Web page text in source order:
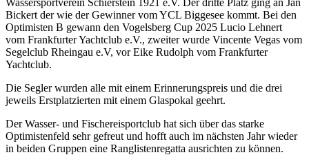
Bickert der wie der Gewinner vom YCL Biggesee kommt. Bei den
Optimisten B gewann den Vogelsberg Cup 2025 Lucio Lehnert
vom Frankfurter Yachtclub e.V., zweiter wurde Vincente Vegas vom
Segelclub Rheingau e.V, vor Eike Rudolph vom Frankfurter
Yachtclub.
Die Segler wurden alle mit einem Erinnerungspreis und die drei
jeweils Erstplatzierten mit einem Glaspokal geehrt.
Der Wasser- und Fischereisportclub hat sich über das starke
Optimistenfeld sehr gefreut und hofft auch im nächsten Jahr wieder
in beiden Gruppen eine Ranglistenregatta ausrichten zu können.